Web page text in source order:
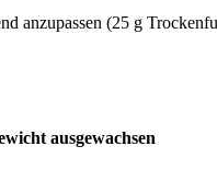
anzupassen (25 g
ausgewachsen